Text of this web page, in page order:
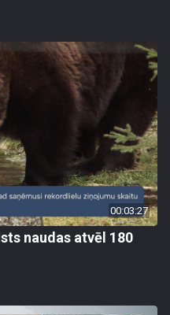
00:03:27
naudas atvēl 180